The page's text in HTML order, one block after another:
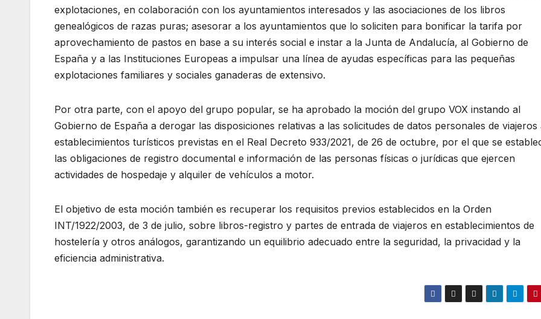
explotaciones, en colaboración con los ayuntamientos interesados y las asociaciones de los libros
genealógicos de razas puras; asesorar a los ayuntamientos que lo soliciten para bonificar la tarifa por
aprovechamiento de pastos en base a su interés social e instar a la Junta de Andalucía, al Gobierno de
España y a las Instituciones Europeas a impulsar una línea de ayudas específicas para las pequeñas
explotaciones familiares y sociales ganaderas de extensivo.
Por otra parte, con el apoyo del grupo popular, se ha aprobado la moción del grupo VOX instando al
Gobierno de España a derogar las disposiciones relativas a las solicitudes de datos personales de viajeros
establecimientos turísticos previstas en el Real Decreto 933/2021, de 26 de octubre, por el que se
las obligaciones de registro documental e información de las personas físicas o jurídicas que ejercen
actividades de hospedaje y alquiler de vehículos a motor.
El objetivo de esta moción también es recuperar los requisitos previos establecidos en la Orden
INT/1922/2003, de 3 de julio, sobre libros-registro y partes de entrada de viajeros en establecimientos de
hostelería y otros análogos, garantizando un equilibrio adecuado entre la seguridad, la privacidad y la
eficiencia administrativa.